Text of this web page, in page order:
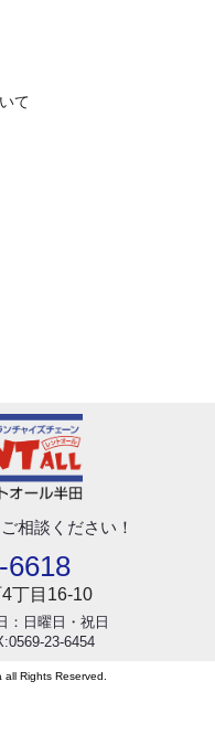
て
相談ください！
6618
丁目16-10
：日曜日・祝日
23-6454
Rights Reserved.